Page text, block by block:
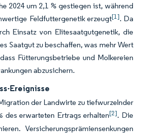
2024 um 2,1 % gestiegen ist, während
Feldfuttergenetik erzeugt[1]. Da
Einsatz von Elitesaatgutgenetik, die
Saatgut zu beschaffen, was mehr Wert
Fütterungsbetriebe und Molkereien
abzusichern.
Ereignisse
der Landwirte zu tiefwurzelnder
des erwarteten Ertrags erhalten[2]. Die
Versicherungsprämiensenkungen